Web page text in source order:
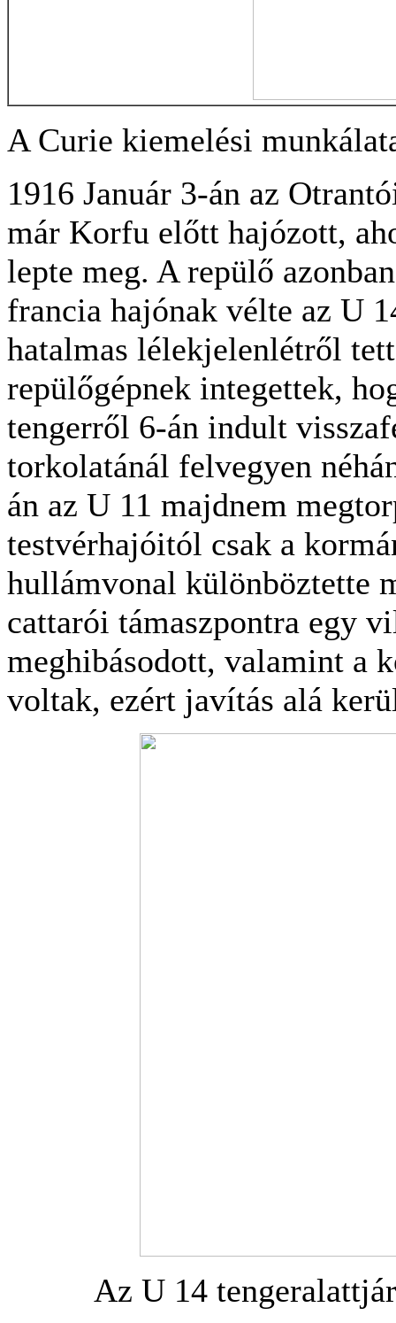
A Curie kiemelési
1916 Január 3-án az
már Korfu előtt hajózott,
lepte meg. A repülő
francia hajónak vélte az U
hatalmas lélekjelenlétről
repülőgépnek integettek,
tengerről 6-án indult
torkolatánál felvegyen
án az U 11 majdnem
testvérhajóitól csak a
hullámvonal különböztette
cattarói támaszpontra egy
meghibásodott, valamint a
voltak, ezért javítás alá
Az U 14